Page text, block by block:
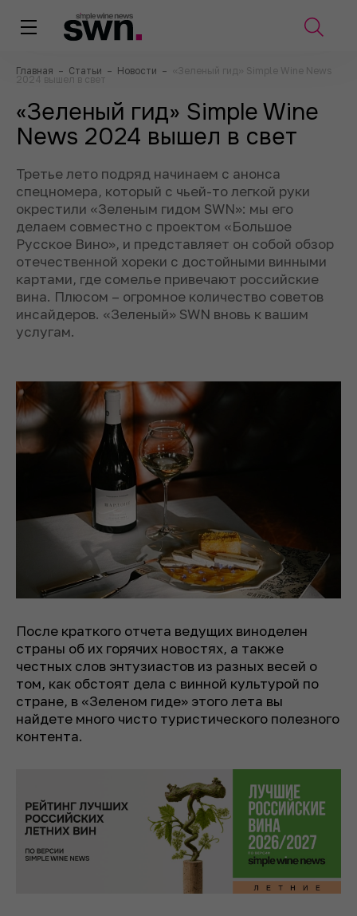
Главная – Статьи – Новости – «Зеленый гид» Simple Wine News
2024 вышел в свет
«Зеленый гид» Simple Wine
News 2024 вышел в свет
Третье лето подряд начинаем с анонса
спецномера, который с чьей-то легкой руки
окрестили «Зеленым гидом SWN»: мы его
делаем совместно с проектом «Большое
Русское Вино», и представляет он собой обзор
отечественной хореки с достойными винными
картами, где сомелье привечают российские
вина. Плюсом – огромное количество советов
инсайдеров. «Зеленый» SWN вновь к вашим
услугам.
После краткого отчета ведущих виноделен
страны об их горячих новостях, а также
честных слов энтузиастов из разных весей о
том, как обстоят дела с винной культурой по
стране, в «Зеленом гиде» этого лета вы
найдете много чисто туристического полезного
контента.